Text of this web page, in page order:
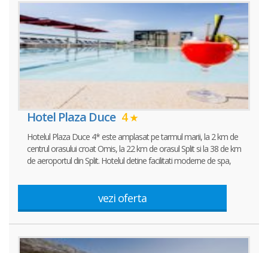
Hotel Plaza Duce 4
Hotelul Plaza Duce 4* este amplasat pe tarmul marii, la 2 km de
centrul orasului croat Omis, la 22 km de orasul Split si la 38 de km
de aeroportul din Split. Hotelul detine facilitati moderne de spa,
vezi oferta